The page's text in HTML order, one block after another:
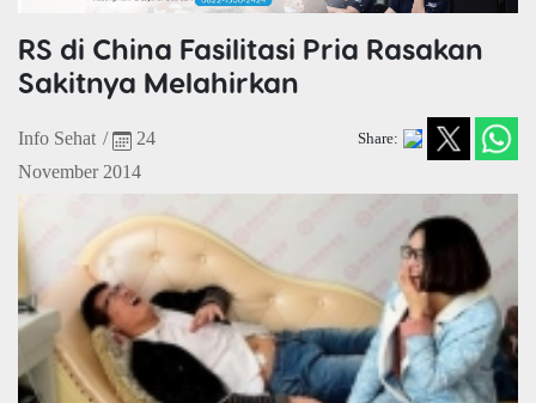
RS di China Fasilitasi Pria Rasakan
Sakitnya Melahirkan
Info Sehat /
24
November 2014
Share: